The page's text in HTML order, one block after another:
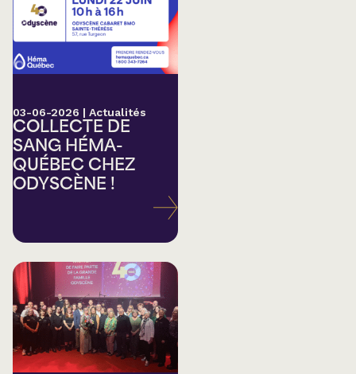
03-06-2026 | Actualités
COLLECTE DE
SANG HÉMA-
QUÉBEC CHEZ
ODYSCÈNE !